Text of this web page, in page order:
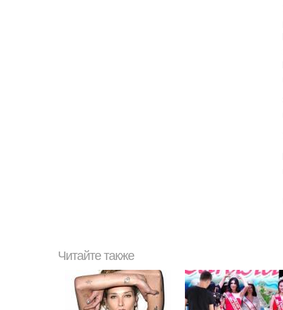
Читайте также